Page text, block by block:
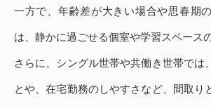
一方で、年齢差が大きい場合や思春期
は、静かに過ごせる個室や学習スペース
さらに、シングル世帯や共働き世帯では
とや、在宅勤務のしやすさなど、間取り